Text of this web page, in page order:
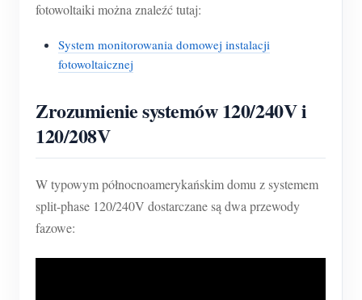
fotowoltaiki można znaleźć tutaj:
System monitorowania domowej instalacji
fotowoltaicznej
Zrozumienie systemów 120/240V i
120/208V
W typowym północnoamerykańskim domu z systemem
split-phase 120/240V dostarczane są dwa przewody
fazowe: